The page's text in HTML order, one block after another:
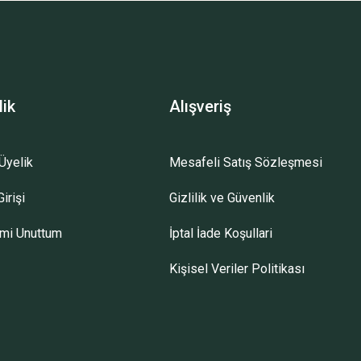
Unuttum
Alışveriş
Mesafeli Satış Sözleşmesi
Gizlilik ve Güvenlik
İptal İade Koşullari
Kişisel Veriler Politikası